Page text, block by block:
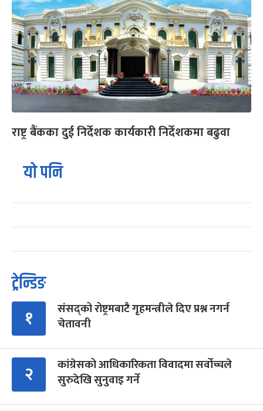
राष्ट्र बैंकका दुई निर्देशक कार्यकारी निर्देशकमा बढुवा
यो पनि
ट्रेन्डिङ
१
संसद्को रोष्ट्रमबाटै गृहमन्त्रीले दिए प्रश्न नगर्न
चेतावनी
२
कांग्रेसको आधिकारिकता विवादमा सर्वोच्चले
सुरुदेखि सुनुवाइ गर्ने